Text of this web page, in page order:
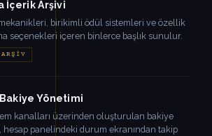
İçerik Arşivi
birikimli ödül sistemleri ve özellik
seçenekleri içeren binlerce başlık sunulur.
Yönetimi
kanalları üzerinden oluşturulan bakiye
hesap panelindeki durum ekranından takip